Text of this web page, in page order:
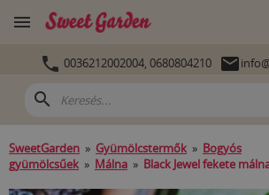

 0036212002004, 0680804210 
search
SweetGarden » Gyümölcstermők » Bogyós
gyümölcsűek » Málna » Black Jewel fekete